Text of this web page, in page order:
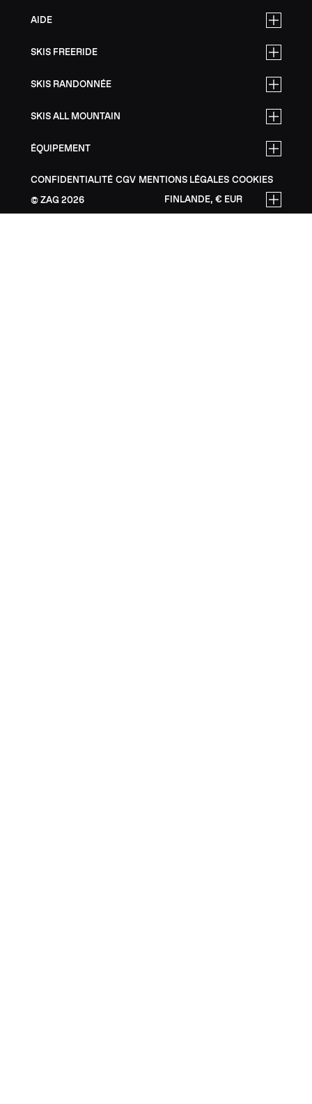
AIDE
SKIS FREERIDE
SKIS RANDONNÉE
SKIS ALL MOUNTAIN
ÉQUIPEMENT
CONFIDENTIALITÉ CGV MENTIONS LÉGALES COOKIES
ZAG 2026 FINLANDE, € EUR